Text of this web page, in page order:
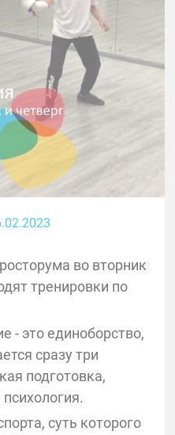
во вторник
тренировки по
- это единоборство,
сразу три
подготовка,
суть которого